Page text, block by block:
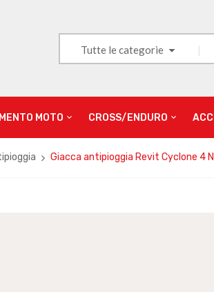
Tutte le categorie
MOTO CROSS/ENDURO
Giacca antipioggia Revit Cyclone 4